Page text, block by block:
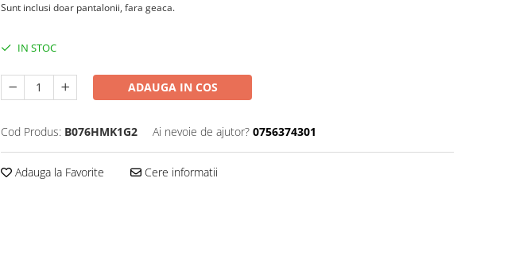
Sunt inclusi doar pantalonii, fara geaca.
IN STOC
ADAUGA IN COS
Cod Produs: B076HMK1G2 Ai nevoie de ajutor? 0756374301
Adauga la Favorite Cere informatii